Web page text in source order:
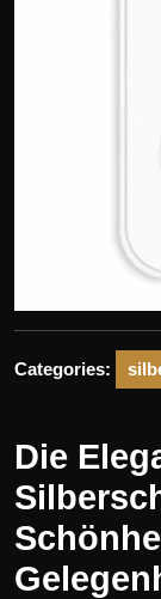
Categories:
Die